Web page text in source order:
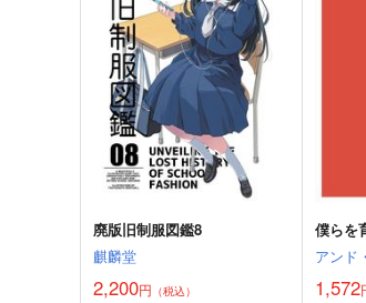
廃版旧制服図鑑8
麒麟堂
2,200円 （税込）
僕らを
アンド
1,572